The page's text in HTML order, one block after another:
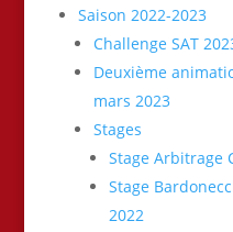
Saison 2022-2023
Challenge SAT
Deuxième
mars 2023
Stages
Stage Arbitrage
Stage
2022